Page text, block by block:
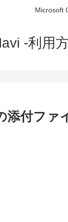
Microsoft
-利用
添付ファ